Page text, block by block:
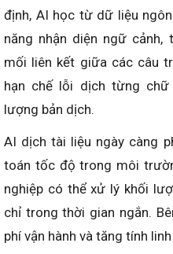
định, AI học từ dữ liệu
năng nhận diện ngữ cảnh,
mối liên kết giữa các câu
hạn chế lỗi dịch từng
lượng bản dịch.
AI dịch tài liệu ngày càng
toán tốc độ trong môi
nghiệp có thể xử lý khối
chỉ trong thời gian ngắn.
phí vận hành và tăng tính